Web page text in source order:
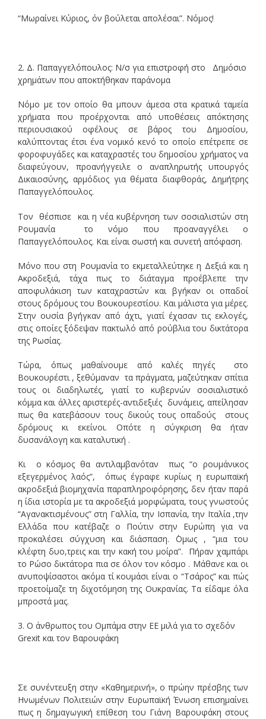
“Μωραίνει Κύριος, όν βούλεται απολέσαι”. Νόμος!
2. Δ. Παπαγγελόπουλος: Ν/σ για επιστροφή στο Δημόσιο
χρημάτων που αποκτήθηκαν παράνομα
Νόμο με τον οποίο θα μπουν άμεσα στα κρατικά ταμεία
χρήματα που προέρχονται από υποθέσεις απόκτησης
περιουσιακού οφέλους σε βάρος του Δημοσίου,
καλύπτοντας έτσι ένα νομικό κενό το οποίο επέτρεπε σε
φοροφυγάδες και καταχραστές του δημοσίου χρήματος να
διαφεύγουν, προανήγγειλε ο αναπληρωτής υπουργός
Δικαιοσύνης, αρμόδιος για θέματα διαφθοράς, Δημήτρης
Παπαγγελόπουλος.
Τον θέσπισε και η νέα κυβέρνηση των σοσιαλιστών στη
Ρουμανία το νόμο που προαναγγέλει ο
Παπαγγελόπουλος. Και είναι σωστή και συνετή απόφαση.
Μόνο που στη Ρουμανία το εκμεταλλεύτηκε η Δεξιά και η
Ακροδεξιά, τάχα πως το διάταγμα προέβλεπε την
αποφυλάκιση των καταχραστών και βγήκαν οι οπαδοί
στους δρόμους του Βουκουρεστίου. Και μάλιστα για μέρες.
Στην ουσία βγήγκαν από άχτι, γιατί έχασαν τις εκλογές,
στις οποίες ξόδεψαν πακτωλό από ρούβλια του δικτάτορα
της Ρωσίας.
Τώρα, όπως μαθαίνουμε από καλές πηγές στο
Βουκουρέστι , ξεθύμαναν τα πράγματα, μαζεύτηκαν σπίτια
τους οι διαδηλωτές, γιατί το κυβερνών σοσιαλιστικό
κόμμα και άλλες αριστερές-αντιδεξιές δυνάμεις, απείλησαν
πως θα κατεβάσουν τους δικούς τους οπαδούς στους
δρόμους κι εκείνοι. Οπότε η σύγκριση θα ήταν
δυσανάλογη και καταλυτική .
Κι ο κόσμος θα αντιλαμβανόταν πως “ο ρουμάνικος
εξεγερμένος λαός”, όπως έγραφε κυρίως η ευρωπαϊκή
ακροδεξιά βιομηχανία παραπληροφόρησης, δεν ήταν παρά
η ίδια ιστορία με τα ακροδεξιά μορφώματα, τους γνωστούς
“Αγανακτισμένους” στη Γαλλία, την Ισπανία, την Ιταλία ,την
Ελλάδα που κατέβαζε ο Πούτιν στην Ευρώπη για να
προκαλέσει σύγχυση και διάσπαση. ΄Ομως , “μια του
κλέφτη δυο,τρεις και την κακή του μοίρα”. Πήραν χαμπάρι
το Ρώσο δικτάτορα πια σε όλον τον κόσμο . Μάθανε και οι
ανυποψίσαστοι ακόμα τί κουμάσι είναι ο “Τσάρος” και πώς
προετοίμαζε τη διχοτόμηση της Ουκρανίας. Τα είδαμε όλα
μπροστά μας.
3. Ο άνθρωπος του Ομπάμα στην ΕΕ μιλά για το σχεδόν
Grexit και τον Βαρουφάκη
Σε συνέντευξη στην «Καθημερινή», ο πρώην πρέσβης των
Ηνωμένων Πολιτειών στην Ευρωπαϊκή Ένωση επισημαίνει
πως η δημαγωγική επίθεση του Γιάνη Βαρουφάκη στους